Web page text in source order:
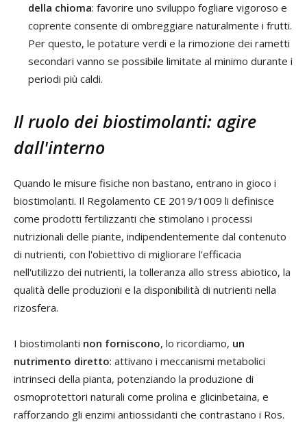
della chioma: favorire uno sviluppo fogliare vigoroso e
coprente consente di ombreggiare naturalmente i frutti.
Per questo, le potature verdi e la rimozione dei rametti
secondari vanno se possibile limitate al minimo durante i
periodi più caldi.
Il ruolo dei biostimolanti: agire
dall'interno
Quando le misure fisiche non bastano, entrano in gioco i
biostimolanti. Il Regolamento CE 2019/1009 li definisce
come prodotti fertilizzanti che stimolano i processi
nutrizionali delle piante, indipendentemente dal contenuto
di nutrienti, con l'obiettivo di migliorare l'efficacia
nell'utilizzo dei nutrienti, la tolleranza allo stress abiotico, la
qualità delle produzioni e la disponibilità di nutrienti nella
rizosfera.
I biostimolanti non forniscono, lo ricordiamo, un
nutrimento diretto: attivano i meccanismi metabolici
intrinseci della pianta, potenziando la produzione di
osmoprotettori naturali come prolina e glicinbetaina, e
rafforzando gli enzimi antiossidanti che contrastano i Ros.